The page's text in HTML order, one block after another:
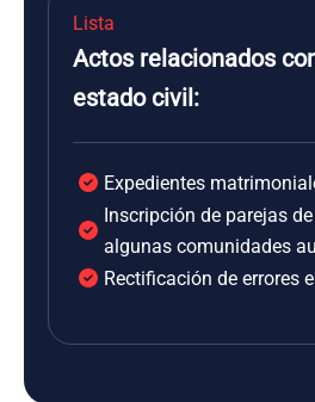
Lista
Actos relacionados
estado civil:
Expedientes
Inscripción de parejas
algunas comunidades
Rectificación de errores